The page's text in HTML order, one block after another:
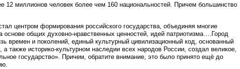
12 миллионов человек более чем 160 национальностей. Причем большинство
центром формирования российского государства, объединяя многие
основе общих духовно-нравственных ценностей, идей патриотизма….Город
времен и поколений, единый культурный цивилизационный код, основанный
а также историко-культурном наследии всех народов России, создал великое,
государство». Причем, обратите внимание, это было принято ещё до